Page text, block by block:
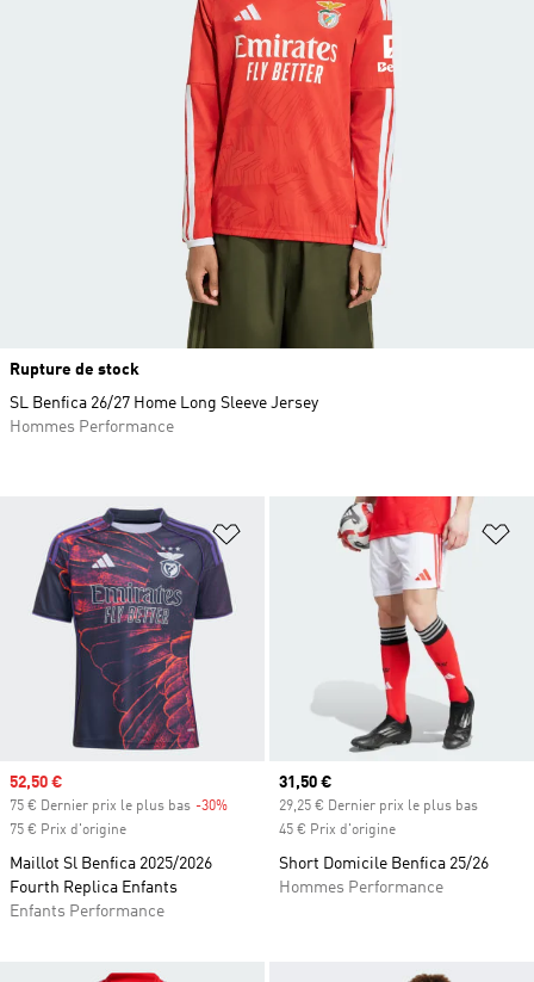
Ajouter à la Liste de produits
Prix soldé
52,50 €
75 € Dernier prix le plus bas -30%
75 € Prix d'origine
Maillot Sl Benfica 2025/2026
Fourth Replica Enfants
Enfants Performance
Prix actuel
31,50 €
29,25 € Dernier prix le plus bas
45 € Prix d'origine
Short Domicile Benfica 25/26
Hommes Performance
Rupture de stock
SL Benfica 26/27 Home Long Sleeve Jersey
Hommes Performance